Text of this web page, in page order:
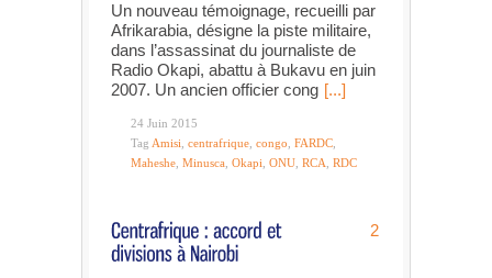
Un nouveau témoignage, recueilli par
Afrikarabia, désigne la piste militaire,
dans l’assassinat du journaliste de
Radio Okapi, abattu à Bukavu en juin
2007. Un ancien officier cong [...]
24 Juin 2015
Tag Amisi, centrafrique, congo, FARDC,
Maheshe, Minusca, Okapi, ONU, RCA, RDC
2